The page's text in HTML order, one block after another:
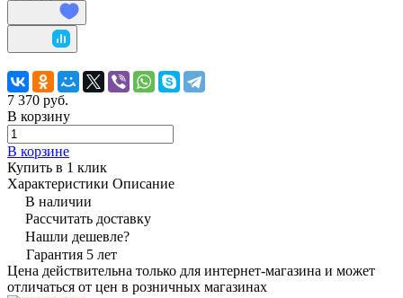
7 370 руб.
В корзину
В корзине
Купить в 1 клик
Характеристики Описание
В наличии
Рассчитать доставку
Нашли дешевле?
Гарантия 5 лет
Цена действительна только для интернет-магазина и может
отличаться от цен в розничных магазинах